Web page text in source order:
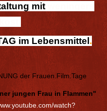
mit
im Lebensmittel .
der Frauen.Film.Tage
jungen Frau in Flammen"
watch?